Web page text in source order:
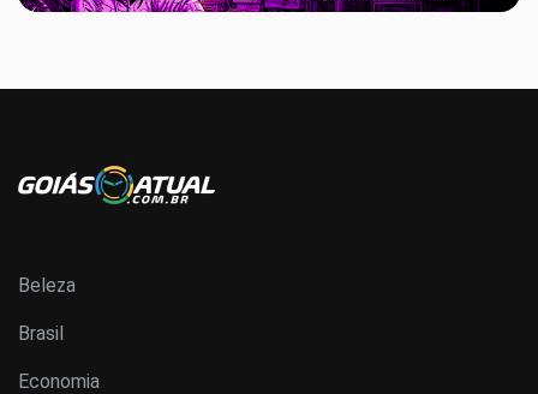
Beleza
Brasil
Economia